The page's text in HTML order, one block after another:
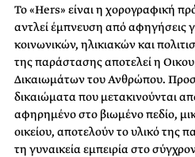
Το «Hers» είναι η χορογραφική
αντλεί έμπνευση από αφηγήσεις
κοινωνικών, ηλικιακών και
της παράστασης αποτελεί η
Δικαιωμάτων του Ανθρώπου.
δικαιώματα που μετακινούνται
αφηρημένο στο βιωμένο πεδίο,
οικείου, αποτελούν το υλικό της
τη γυναικεία εμπειρία στο